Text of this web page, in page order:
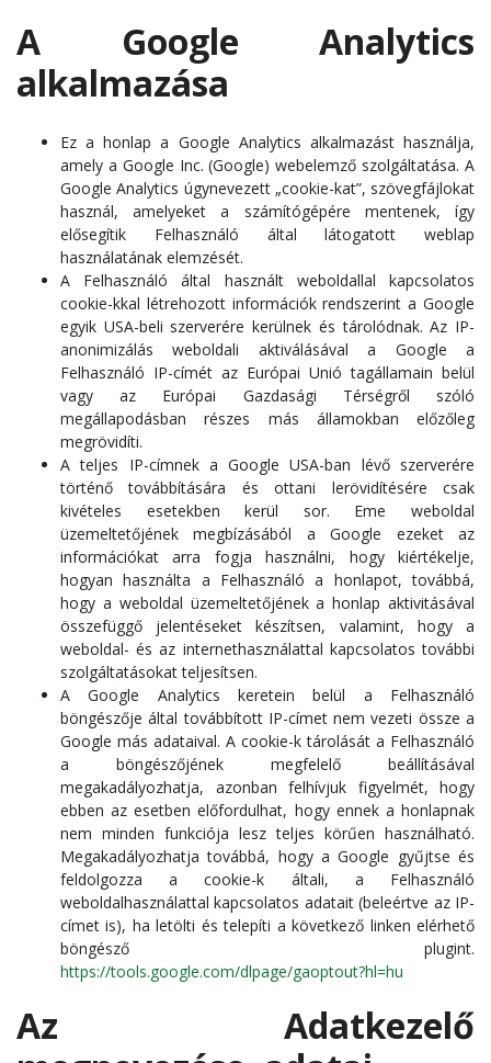
A Google Analytics
alkalmazása
Ez a honlap a Google Analytics alkalmazást használja,
amely a Google Inc. (Google) webelemző szolgáltatása. A
Google Analytics úgynevezett „cookie-kat”, szövegfájlokat
használ, amelyeket a számítógépére mentenek, így
elősegítik Felhasználó által látogatott weblap
használatának elemzését.
A Felhasználó által használt weboldallal kapcsolatos
cookie-kkal létrehozott információk rendszerint a Google
egyik USA-beli szerverére kerülnek és tárolódnak. Az IP-
anonimizálás weboldali aktiválásával a Google a
Felhasználó IP-címét az Európai Unió tagállamain belül
vagy az Európai Gazdasági Térségről szóló
megállapodásban részes más államokban előzőleg
megrövidíti.
A teljes IP-címnek a Google USA-ban lévő szerverére
történő továbbítására és ottani lerövidítésére csak
kivételes esetekben kerül sor. Eme weboldal
üzemeltetőjének megbízásából a Google ezeket az
információkat arra fogja használni, hogy kiértékelje,
hogyan használta a Felhasználó a honlapot, továbbá,
hogy a weboldal üzemeltetőjének a honlap aktivitásával
összefüggő jelentéseket készítsen, valamint, hogy a
weboldal- és az internethasználattal kapcsolatos további
szolgáltatásokat teljesítsen.
A Google Analytics keretein belül a Felhasználó
böngészője által továbbított IP-címet nem vezeti össze a
Google más adataival. A cookie-k tárolását a Felhasználó
a böngészőjének megfelelő beállításával
megakadályozhatja, azonban felhívjuk figyelmét, hogy
ebben az esetben előfordulhat, hogy ennek a honlapnak
nem minden funkciója lesz teljes körűen használható.
Megakadályozhatja továbbá, hogy a Google gyűjtse és
feldolgozza a cookie-k általi, a Felhasználó
weboldalhasználattal kapcsolatos adatait (beleértve az IP-
címet is), ha letölti és telepíti a következő linken elérhető
böngésző plugint.
https://tools.google.com/dlpage/gaoptout?hl=hu
Az Adatkezelő